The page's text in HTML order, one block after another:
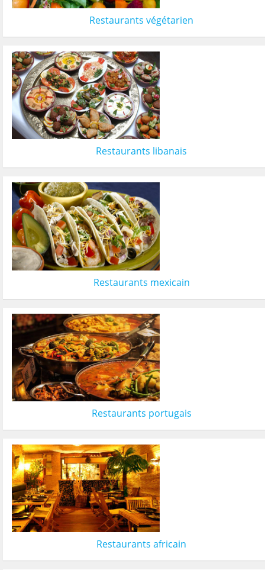
Restaurants végétarien
Restaurants libanais
Restaurants mexicain
Restaurants portugais
Restaurants africain